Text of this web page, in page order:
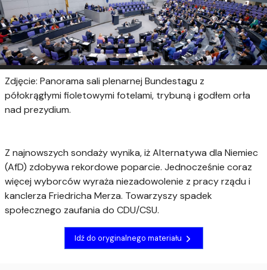
Zdjęcie: Panorama sali plenarnej Bundestagu z
półokrągłymi fioletowymi fotelami, trybuną i godłem orła
nad prezydium.
Z najnowszych sondaży wynika, iż Alternatywa dla Niemiec
(AfD) zdobywa rekordowe poparcie. Jednocześnie coraz
więcej wyborców wyraża niezadowolenie z pracy rządu i
kanclerza Friedricha Merza. Towarzyszy spadek
społecznego zaufania do CDU/CSU.
Idź do oryginalnego materiału